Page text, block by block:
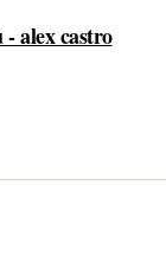
- alex castrodiz: